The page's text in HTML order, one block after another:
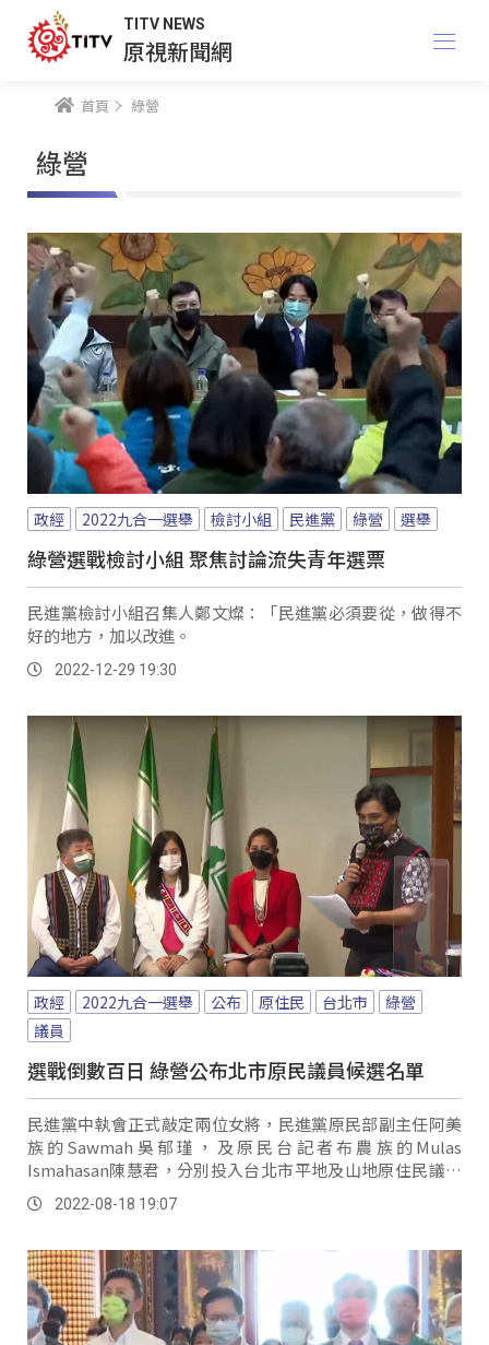
TITV NEWS
原視新聞網
首頁 綠營
綠營
政經 2022九合一選舉 檢討小組 民進黨 綠營 選舉
綠營選戰檢討小組 聚焦討論流失青年選票
民進黨檢討小組召集人鄭文燦：「民進黨必須要從，做得不
好的地方，加以改進。
2022-12-29 19:30
政經 2022九合一選舉 公布 原住民 台北市
綠營
議員
選戰倒數百日 綠營公布北市原民議員候選名單
民進黨中執會正式敲定兩位女將，民進黨原民部副主任阿美
族的Sawmah吳郁瑾，及原民台記者布農族的Mulas
Ismahasan陳慧君，分別投入台北市平地及山地原住民議員
選戰，Sawmah吳郁瑾將針對目前族人居住、幼教、老人照
護與文化傳承問題，作為政見方向，拋開沒有對症下藥的福
2022-08-18 19:07